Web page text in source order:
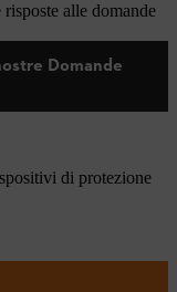
alle domande
Domande
di protezione